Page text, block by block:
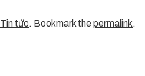
Tin tức. Bookmark thepermalink.